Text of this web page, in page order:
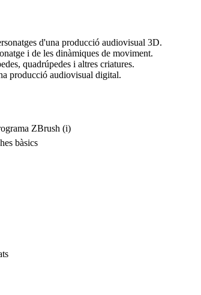
d'una producció audiovisual 3D.
i de les dinàmiques de moviment.
quadrúpedes i altres criatures.
producció audiovisual digital.
ZBrush (i)
bàsics